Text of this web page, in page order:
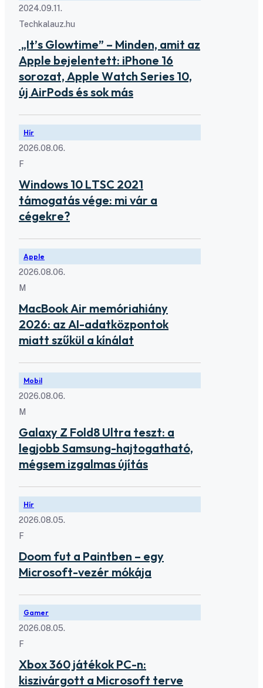
2024.09.11.
Techkalauz.hu
„It’s Glowtime” – Minden, amit az
Apple bejelentett: iPhone 16
sorozat, Apple Watch Series 10,
új AirPods és sok más
Hír
2026.08.06.
F
Windows 10 LTSC 2021
támogatás vége: mi vár a
cégekre?
Apple
2026.08.06.
M
MacBook Air memóriahiány
2026: az AI-adatközpontok
miatt szűkül a kínálat
Mobil
2026.08.06.
M
Galaxy Z Fold8 Ultra teszt: a
legjobb Samsung-hajtogatható,
mégsem izgalmas újítás
Hír
2026.08.05.
F
Doom fut a Paintben – egy
Microsoft-vezér mókája
Gamer
2026.08.05.
F
Xbox 360 játékok PC-n:
kiszivárgott a Microsoft terve